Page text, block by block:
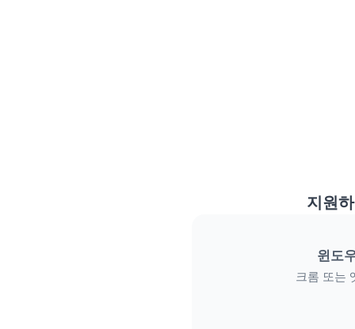
지원
윈도
크롬 또는